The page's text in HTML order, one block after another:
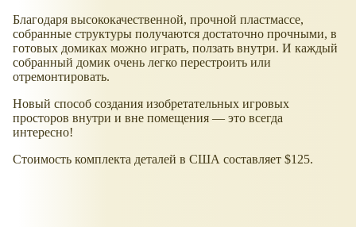
Благодаря высококачественной, прочной пластмассе,
собранные структуры получаются достаточно прочными, в
готовых домиках можно играть, ползать внутри. И каждый
собранный домик очень легко перестроить или
отремонтировать.
Новый способ создания изобретательных игровых
просторов внутри и вне помещения — это всегда
интересно!
Стоимость комплекта деталей в США составляет $125.